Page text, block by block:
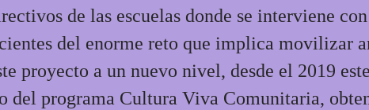
de las escuelas donde se interviene
del enorme reto que implica movilizar
proyecto a un nuevo nivel, desde el 2019
del programa Cultura Viva Comunitaria,